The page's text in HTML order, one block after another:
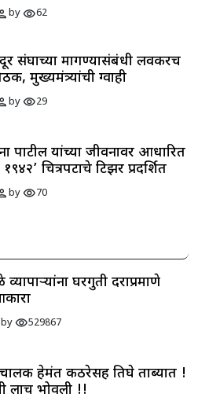
byvisibility62
संघाच्या मागण्यासंबंधी लवकरच
मुख्यमंत्र्यांची ग्वाही
byvisibility29
पाटील यांच्या जीवनावर आधारित
१९४२’ चित्रपटाचे टिझर प्रदर्शित
byvisibility70
घरगुती दराप्रमाणे
byvisibility529867
हेमंत कठरेसह तिघे ताब्यात !
लाच भोवली !!